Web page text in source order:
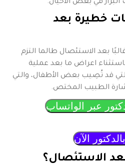
في بعض الأحيان.
خطيرة بعد
بعد الاستئصال طالما التزم
اعراض ما بعد عملية
قد تُصِيب بعض الأطفال، والتي
الطبيب المختص.
عبر الواتساب
الآن
الاستئصال؟